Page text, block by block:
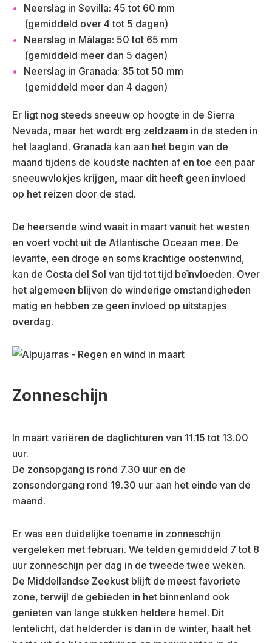
Neerslag in Sevilla: 45 tot 60 mm
(gemiddeld over 4 tot 5 dagen)
Neerslag in Málaga: 50 tot 65 mm
(gemiddeld meer dan 5 dagen)
Neerslag in Granada: 35 tot 50 mm
(gemiddeld meer dan 4 dagen)
Er ligt nog steeds sneeuw op hoogte in de Sierra
Nevada, maar het wordt erg zeldzaam in de steden in
het laagland. Granada kan aan het begin van de
maand tijdens de koudste nachten af en toe een paar
sneeuwvlokjes krijgen, maar dit heeft geen invloed
op het reizen door de stad.
De heersende wind waait in maart vanuit het westen
en voert vocht uit de Atlantische Oceaan mee. De
levante, een droge en soms krachtige oostenwind,
kan de Costa del Sol van tijd tot tijd beïnvloeden. Over
het algemeen blijven de winderige omstandigheden
matig en hebben ze geen invloed op uitstapjes
overdag.
Zonneschijn
In maart variëren de daglichturen van 11.15 tot 13.00
uur.
De zonsopgang is rond 7.30 uur en de
zonsondergang rond 19.30 uur aan het einde van de
maand.
Er was een duidelijke toename in zonneschijn
vergeleken met februari. We telden gemiddeld 7 tot 8
uur zonneschijn per dag in de tweede twee weken.
De Middellandse Zeekust blijft de meest favoriete
zone, terwijl de gebieden in het binnenland ook
genieten van lange stukken heldere hemel. Dit
lentelicht, dat helderder is dan in de winter, haalt het